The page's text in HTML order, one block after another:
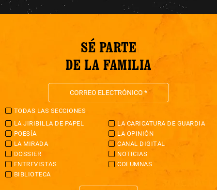
SÉ PARTE
DE LA FAMILIA
TODAS LAS SECCIONES
LA JIRIBILLA DE PAPEL
LA CARICATURA DE GUARDIA
POESÍA
LA OPINIÓN
LA MIRADA
CANAL DIGITAL
DOSSIER
NOTICIAS
ENTREVISTAS
COLUMNAS
BIBLIOTECA